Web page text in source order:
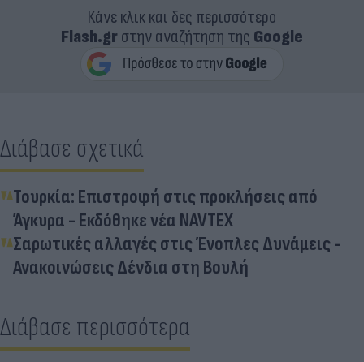
Κάνε κλικ και δες περισσότερο
Flash.grστην αναζήτηση της Google
Διάβασε σχετικά
Τουρκία: Επιστροφή στις προκλήσεις από
Άγκυρα - Εκδόθηκε νέα NAVTEX
Σαρωτικές αλλαγές στις Ένοπλες Δυνάμεις -
Ανακοινώσεις Δένδια στη Βουλή
Διάβασε περισσότερα